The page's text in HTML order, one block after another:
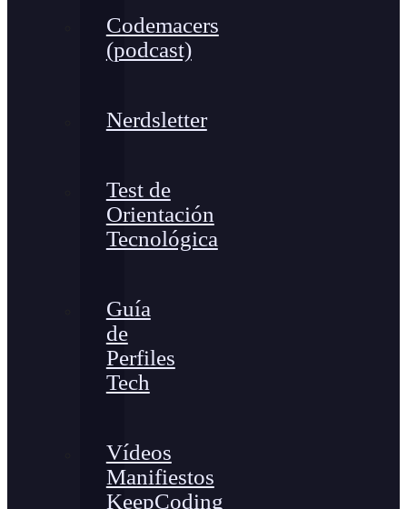
Codemacers
(podcast)
Nerdsletter
Test de
Orientación
Tecnológica
Guía
de
Perfiles
Tech
Vídeos
Manifiestos
KeepCoding